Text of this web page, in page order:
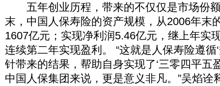
五年创业历程，带来的不仅仅是市场份
末，中国人保寿险的资产规模，从2006年末
1607亿元；实现净利润5.46亿元，继上年实
连续第二年实现盈利。 “这就是人保寿险遵循
针带来的结果，帮助自身实现了‘三零四平五
中国人保集团来说，更是意义非凡。”吴焰诠